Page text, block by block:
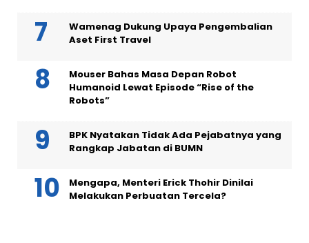
Wamenag Dukung Upaya Pengembalian
Aset First Travel
Mouser Bahas Masa Depan Robot
Humanoid Lewat Episode “Rise of the
Robots”
BPK Nyatakan Tidak Ada Pejabatnya yang
Rangkap Jabatan di BUMN
Mengapa, Menteri Erick Thohir Dinilai
Melakukan Perbuatan Tercela?